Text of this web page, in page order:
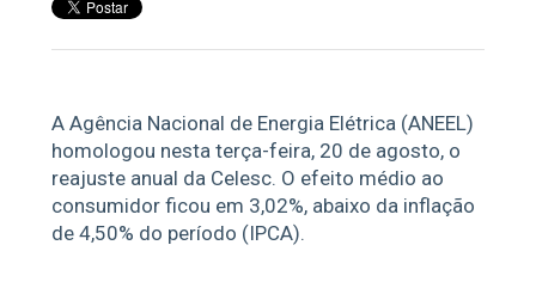
A Agência Nacional de Energia Elétrica (ANEEL)
homologou nesta terça-feira, 20 de agosto, o
reajuste anual da Celesc. O efeito médio ao
consumidor ficou em 3,02%, abaixo da inflação
de 4,50% do período (IPCA).